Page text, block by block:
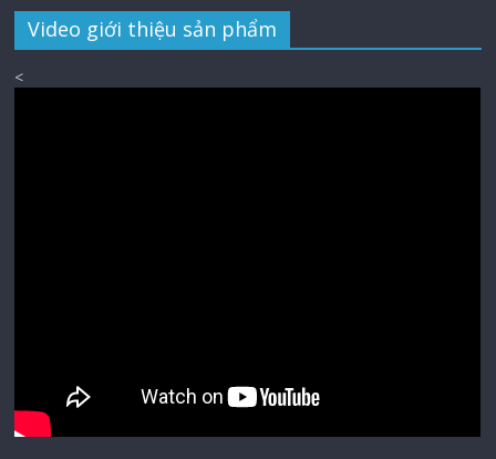
Video giới thiệu sản phẩm
<